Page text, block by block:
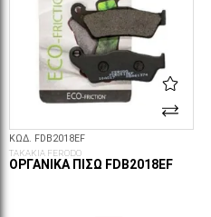
ΚΩΔ. FDB2018EF
ΤΑΚΑΚΙΑ FERODO
ΟΡΓΑΝΙΚΆ ΠΊΣΩ FDB2018EF